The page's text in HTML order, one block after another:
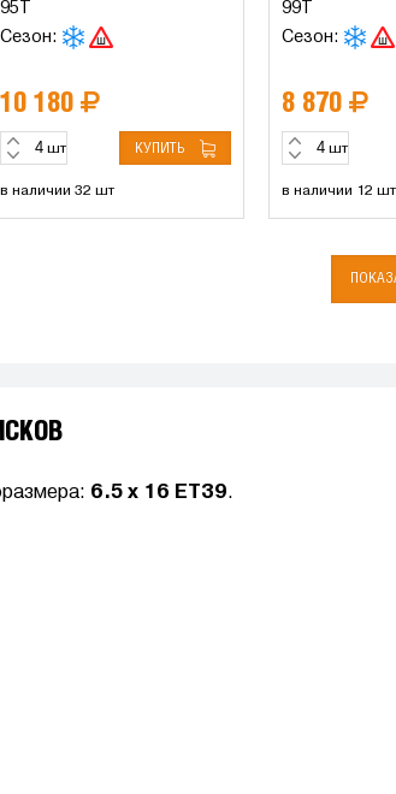
95T
Сезон:
10 180
шт КУПИТЬ
в наличии 32 шт
99T
Сезон:
8 870
шт
в наличии 12 шт
6.5 x 16 ET39.